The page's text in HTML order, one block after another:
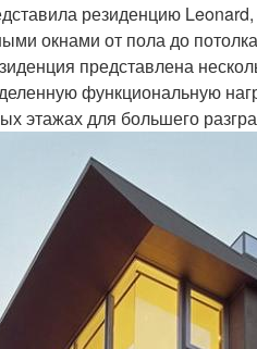
резиденцию
окнами от пола до
представлена
функциональную
этажах для большего